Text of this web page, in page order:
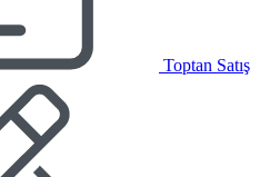
Toptan Satış